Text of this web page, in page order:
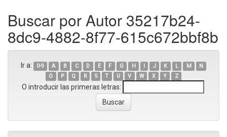
Buscar por Autor 35217b24-
8dc9-4882-8f77-615c672bbf8b
Ir a: 0-9 A B C D E F G H I J K L M
N
O
P Q R S T U V W X Y Z
O introducir las primeras letras: